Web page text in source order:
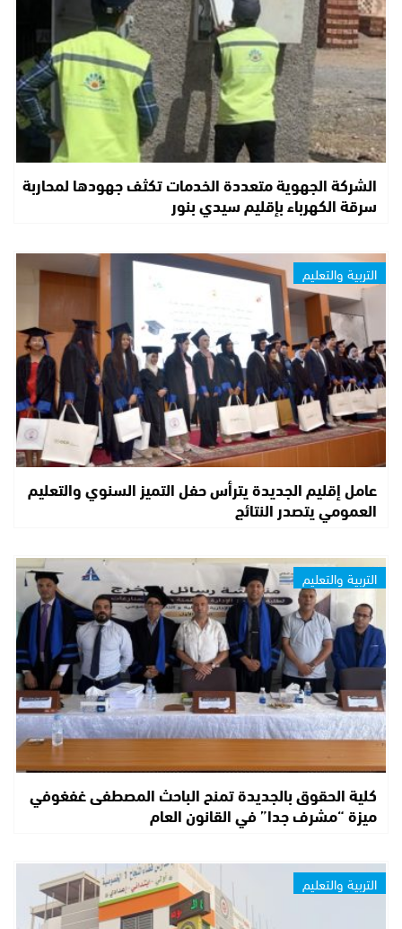
الشركة الجهوية متعددة الخدمات تكثف جهودها لمحاربة
سرقة الكهرباء بإقليم سيدي بنور
التربية والتعليم
عامل إقليم الجديدة يترأس حفل التميز السنوي والتعليم
العمومي يتصدر النتائج
التربية والتعليم
كلية الحقوق بالجديدة تمنح الباحث المصطفى غفغوفي
ميزة “مشرف جدا” في القانون العام
التربية والتعليم